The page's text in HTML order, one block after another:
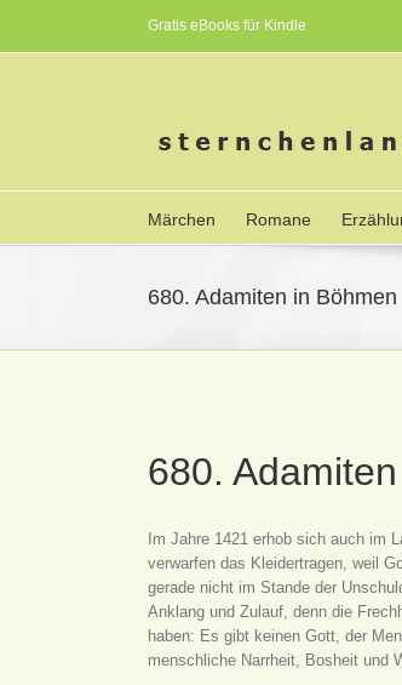
Gratis eBooks für Kindle
Märchen Romane
680. Adamiten in Böhmen
680.
Im Jahre 1421 erhob sich auch im
verwarfen das Kleidertragen, weil
gerade nicht im Stande der
Anklang und Zulauf, denn die
haben: Es gibt keinen Gott, der
menschliche Narrheit, Bosheit und